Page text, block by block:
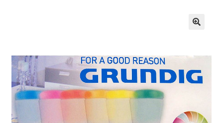
Gereedschap
Wonen
Huishouden